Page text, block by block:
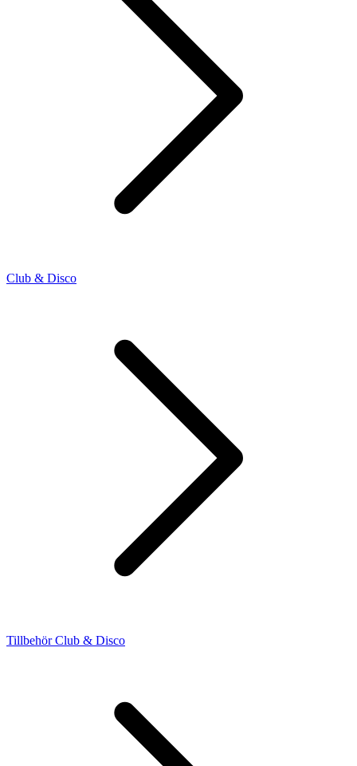
Club & Disco
Tillbehör Club & Disco